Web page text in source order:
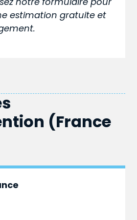
estimation gratuite et
(France